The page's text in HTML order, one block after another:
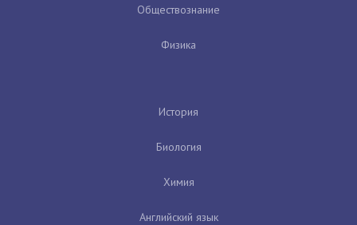
Обществознание
Физика
История
Биология
Химия
Английский язык